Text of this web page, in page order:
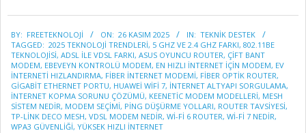
11-
26
BY: FREETEKNOLOJI ON: 26 KASIM 2025 IN: TEKNİK DESTEK
TAGGED: 2025 TEKNOLOJI TRENDLERI, 5 GHZ VE 2.4 GHZ FARKI, 802.11BE
TEKNOLOJISI, ADSL ILE VDSL FARKI, ASUS OYUNCU ROUTER, ÇIFT BANT
MODEM, EBEVEYN KONTROLÜ MODEM, EN HIZLI INTERNET IÇIN MODEM, EV
INTERNETI HIZLANDIRMA, FIBER INTERNET MODEMI, FIBER OPTIK ROUTER,
GIGABIT ETHERNET PORTU, HUAWEI WIFI 7, INTERNET ALTYAPI SORGULAMA,
INTERNET KOPMA SORUNU ÇÖZÜMÜ, KEENETIC MODEM MODELLERI, MESH
SISTEM NEDIR, MODEM SEÇIMI, PING DÜŞÜRME YOLLARI, ROUTER TAVSIYESI,
TP-LINK DECO MESH, VDSL MODEM NEDIR, WI-FI 6 ROUTER, WI-FI 7 NEDIR,
WPA3 GÜVENLIĞI, YÜKSEK HIZLI INTERNET